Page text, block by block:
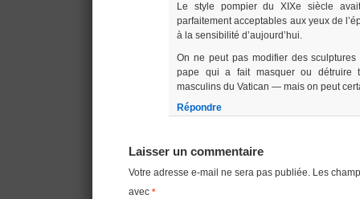
Le style pompier du XIXe siècle
parfaitement acceptables aux yeux de
à la sensibilité d’aujourd’hui.
On ne peut pas modifier des
pape qui a fait masquer ou détruire
masculins du Vatican — mais on peut
Répondre
Laisser un commentaire
Votre adresse e-mail ne sera pas publiée. Les
avec *